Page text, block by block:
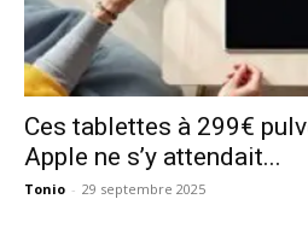
Ces tablettes à 299€
Apple ne s’y attendait...
Tonio - 29 septembre 2025